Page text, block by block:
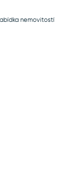
nemovitostí